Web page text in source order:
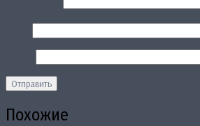
Похожие